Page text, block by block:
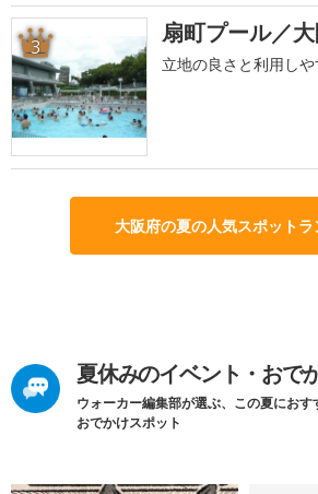
3 扇町プール／
立地の良さと利用し
大阪府の夏の人気スポット
夏休みのイベント・おで
ウォーカー編集部が選ぶ、この夏におす
おでかけスポット